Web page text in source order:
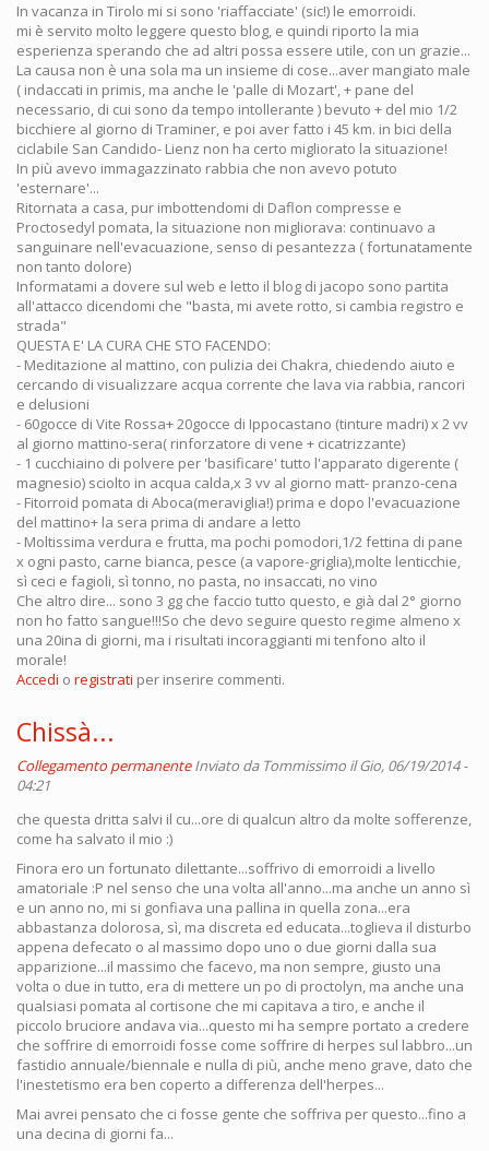
In vacanza in Tirolo mi si sono 'riaffacciate' (sic!) le emorroidi.
mi è servito molto leggere questo blog, e quindi riporto la mia
esperienza sperando che ad altri possa essere utile, con un grazie...
La causa non è una sola ma un insieme di cose...aver mangiato male
( indaccati in primis, ma anche le 'palle di Mozart', + pane del
necessario, di cui sono da tempo intollerante ) bevuto + del mio 1/2
bicchiere al giorno di Traminer, e poi aver fatto i 45 km. in bici della
ciclabile San Candido- Lienz non ha certo migliorato la situazione!
In più avevo immagazzinato rabbia che non avevo potuto
'esternare'...
Ritornata a casa, pur imbottendomi di Daflon compresse e
Proctosedyl pomata, la situazione non migliorava: continuavo a
sanguinare nell'evacuazione, senso di pesantezza ( fortunatamente
non tanto dolore)
Informatami a dovere sul web e letto il blog di jacopo sono partita
all'attacco dicendomi che "basta, mi avete rotto, si cambia registro e
strada"
QUESTA E' LA CURA CHE STO FACENDO:
- Meditazione al mattino, con pulizia dei Chakra, chiedendo aiuto e
cercando di visualizzare acqua corrente che lava via rabbia, rancori
e delusioni
- 60gocce di Vite Rossa+ 20gocce di Ippocastano (tinture madri) x 2 vv
al giorno mattino-sera( rinforzatore di vene + cicatrizzante)
- 1 cucchiaino di polvere per 'basificare' tutto l'apparato digerente (
magnesio) sciolto in acqua calda,x 3 vv al giorno matt- pranzo-cena
- Fitorroid pomata di Aboca(meraviglia!) prima e dopo l'evacuazione
del mattino+ la sera prima di andare a letto
- Moltissima verdura e frutta, ma pochi pomodori,1/2 fettina di pane
x ogni pasto, carne bianca, pesce (a vapore-griglia),molte lenticchie,
sì ceci e fagioli, sì tonno, no pasta, no insaccati, no vino
Che altro dire... sono 3 gg che faccio tutto questo, e già dal 2° giorno
non ho fatto sangue!!!So che devo seguire questo regime almeno x
una 20ina di giorni, ma i risultati incoraggianti mi tenfono alto il
morale!
Accedi o registrati per inserire commenti.
Chissà...
Collegamento permanente Inviato da Tommissimo il Gio, 06/19/2014 -
04:21
che questa dritta salvi il cu...ore di qualcun altro da molte sofferenze,
come ha salvato il mio :)
Finora ero un fortunato dilettante...soffrivo di emorroidi a livello
amatoriale :P nel senso che una volta all'anno...ma anche un anno sì
e un anno no, mi si gonfiava una pallina in quella zona...era
abbastanza dolorosa, sì, ma discreta ed educata...toglieva il disturbo
appena defecato o al massimo dopo uno o due giorni dalla sua
apparizione...il massimo che facevo, ma non sempre, giusto una
volta o due in tutto, era di mettere un po di proctolyn, ma anche una
qualsiasi pomata al cortisone che mi capitava a tiro, e anche il
piccolo bruciore andava via...questo mi ha sempre portato a credere
che soffrire di emorroidi fosse come soffrire di herpes sul labbro...un
fastidio annuale/biennale e nulla di più, anche meno grave, dato che
l'inestetismo era ben coperto a differenza dell'herpes...
Mai avrei pensato che ci fosse gente che soffriva per questo...fino a
una decina di giorni fa...